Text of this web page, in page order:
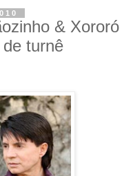
& Xororó
turnê